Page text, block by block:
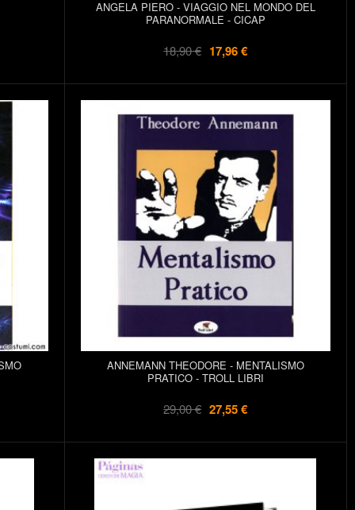
ANGELA PIERO - VIAGGIO NEL MONDO DEL
PARANORMALE - CICAP
18,90 € 17,96 €
ANNEMANN THEODORE - MENTALISMO
PRATICO - TROLL LIBRI
29,00 € 27,55 €